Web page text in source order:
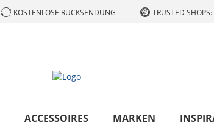
KOSTENLOSE RÜCKSENDUNG TRUSTED
ACCESSOIRES MARKEN